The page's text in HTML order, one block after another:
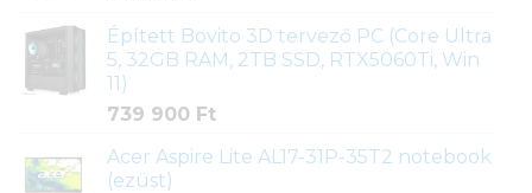
Épített Bovito 3D tervező PC (Core Ultra
5, 32GB RAM, 2TB SSD, RTX5060Ti, Win
11)
739 900 Ft
Acer Aspire Lite AL17-31P-35T2 notebook
(ezüst)